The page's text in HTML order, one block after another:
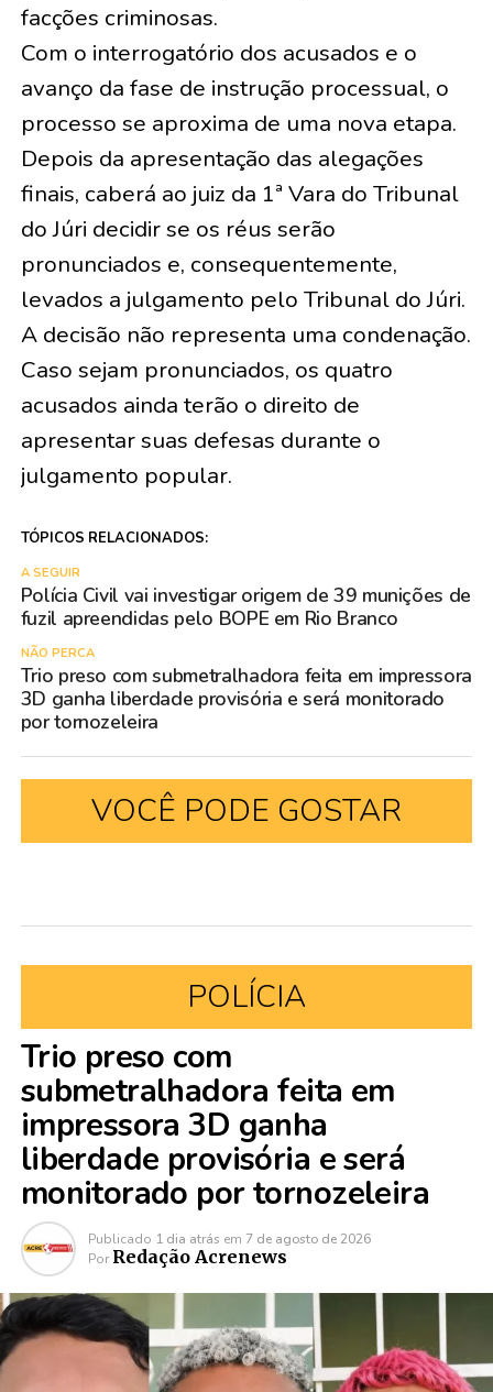
facções criminosas.
Com o interrogatório dos acusados e o
avanço da fase de instrução processual, o
processo se aproxima de uma nova etapa.
Depois da apresentação das alegações
finais, caberá ao juiz da 1ª Vara do Tribunal
do Júri decidir se os réus serão
pronunciados e, consequentemente,
levados a julgamento pelo Tribunal do Júri.
A decisão não representa uma condenação.
Caso sejam pronunciados, os quatro
acusados ainda terão o direito de
apresentar suas defesas durante o
julgamento popular.
TÓPICOS RELACIONADOS:
A SEGUIR
Polícia Civil vai investigar origem de 39 munições de
fuzil apreendidas pelo BOPE em Rio Branco
NÃO PERCA
Trio preso com submetralhadora feita em impressora
3D ganha liberdade provisória e será monitorado
por tornozeleira
VOCÊ PODE GOSTAR
POLÍCIA
Trio preso com
submetralhadora feita em
impressora 3D ganha
liberdade provisória e será
monitorado por tornozeleira
Publicado 1 dia atrás em 7 de agosto de 2026
Por Redação Acrenews